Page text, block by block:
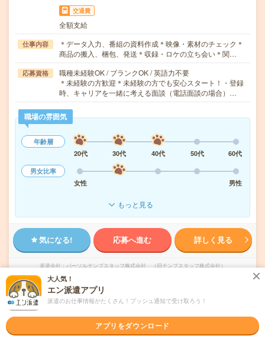
交通費
全額支給
仕事内容
＊データ入力、番組の資料作成＊映像・素材のチェック＊
商品の搬入、梱包、発送＊収録・ロケの立ち会い＊関…
応募資格
職種未経験OK / ブランクOK / 英語力不要
＊未経験の方歓迎＊未経験の方でも安心スタート！・登録
時、キャリアを一緒に考える面談（電話面談の場合）…
職場の雰囲気
年齢層
20代
30代 40代 50代
60代
男女比率
女性
男性
もっと見る
気になる! 応募へ進む 詳しく見る
派遣会社 パーソルテンプスタッフ株式会社 （旧テンプスタッフ株式会社）
未読 掲載日 2026/08/05
【未経験OK】あんしん長期！フィルムの確認
作業と事務〇残業なし
大人気！
エン派遣アプリ
派遣のお仕事情報がたくさん！プッシュ通知で受け取ろう！
アプリをダウンロード